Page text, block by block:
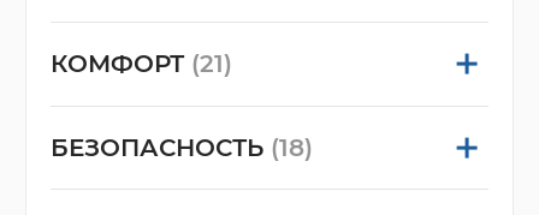
КОМФОРТ (21)
БЕЗОПАСНОСТЬ (18)